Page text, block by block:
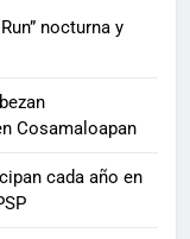
nocturna y
Cosamaloapan
cada año en